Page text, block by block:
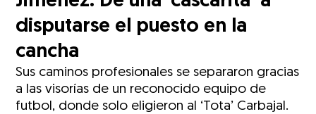
disputarse el puesto en la
cancha
Sus caminos profesionales se separaron gracias
a las visorías de un reconocido equipo de
futbol, donde solo eligieron al ‘Tota’ Carbajal.